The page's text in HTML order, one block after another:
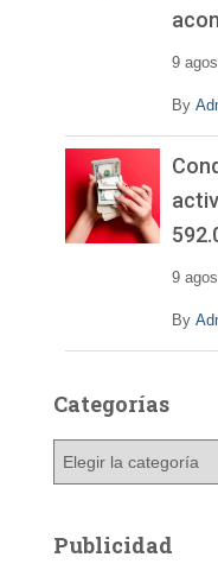
9
By
9
By
Categorías
g
Publicidad